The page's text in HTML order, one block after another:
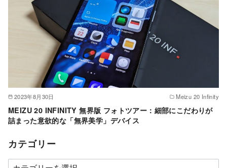
2023年8月30日 Meizu 20 Infinity
MEIZU 20 INFINITY 無界版 フォトツアー：細部にこだわりが
詰まった意欲的な「無界美学」デバイス
カテゴリー
カ